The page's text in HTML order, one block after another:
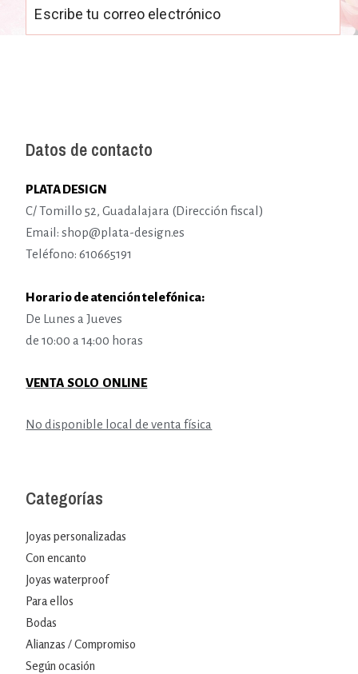
Datos de contacto
PLATA DESIGN
C/ Tomillo 52, Guadalajara (Dirección fiscal)
Email: shop@plata-design.es
Teléfono: 610665191
Horario de atención telefónica:
De Lunes a Jueves
de 10:00 a 14:00 horas
VENTA SOLO ONLINE
No disponible local de venta física
Categorías
Joyas personalizadas
Con encanto
Joyas waterproof
Para ellos
Bodas
Alianzas / Compromiso
Según ocasión